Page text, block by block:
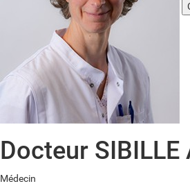
Docteur SIBILLE
Médecin